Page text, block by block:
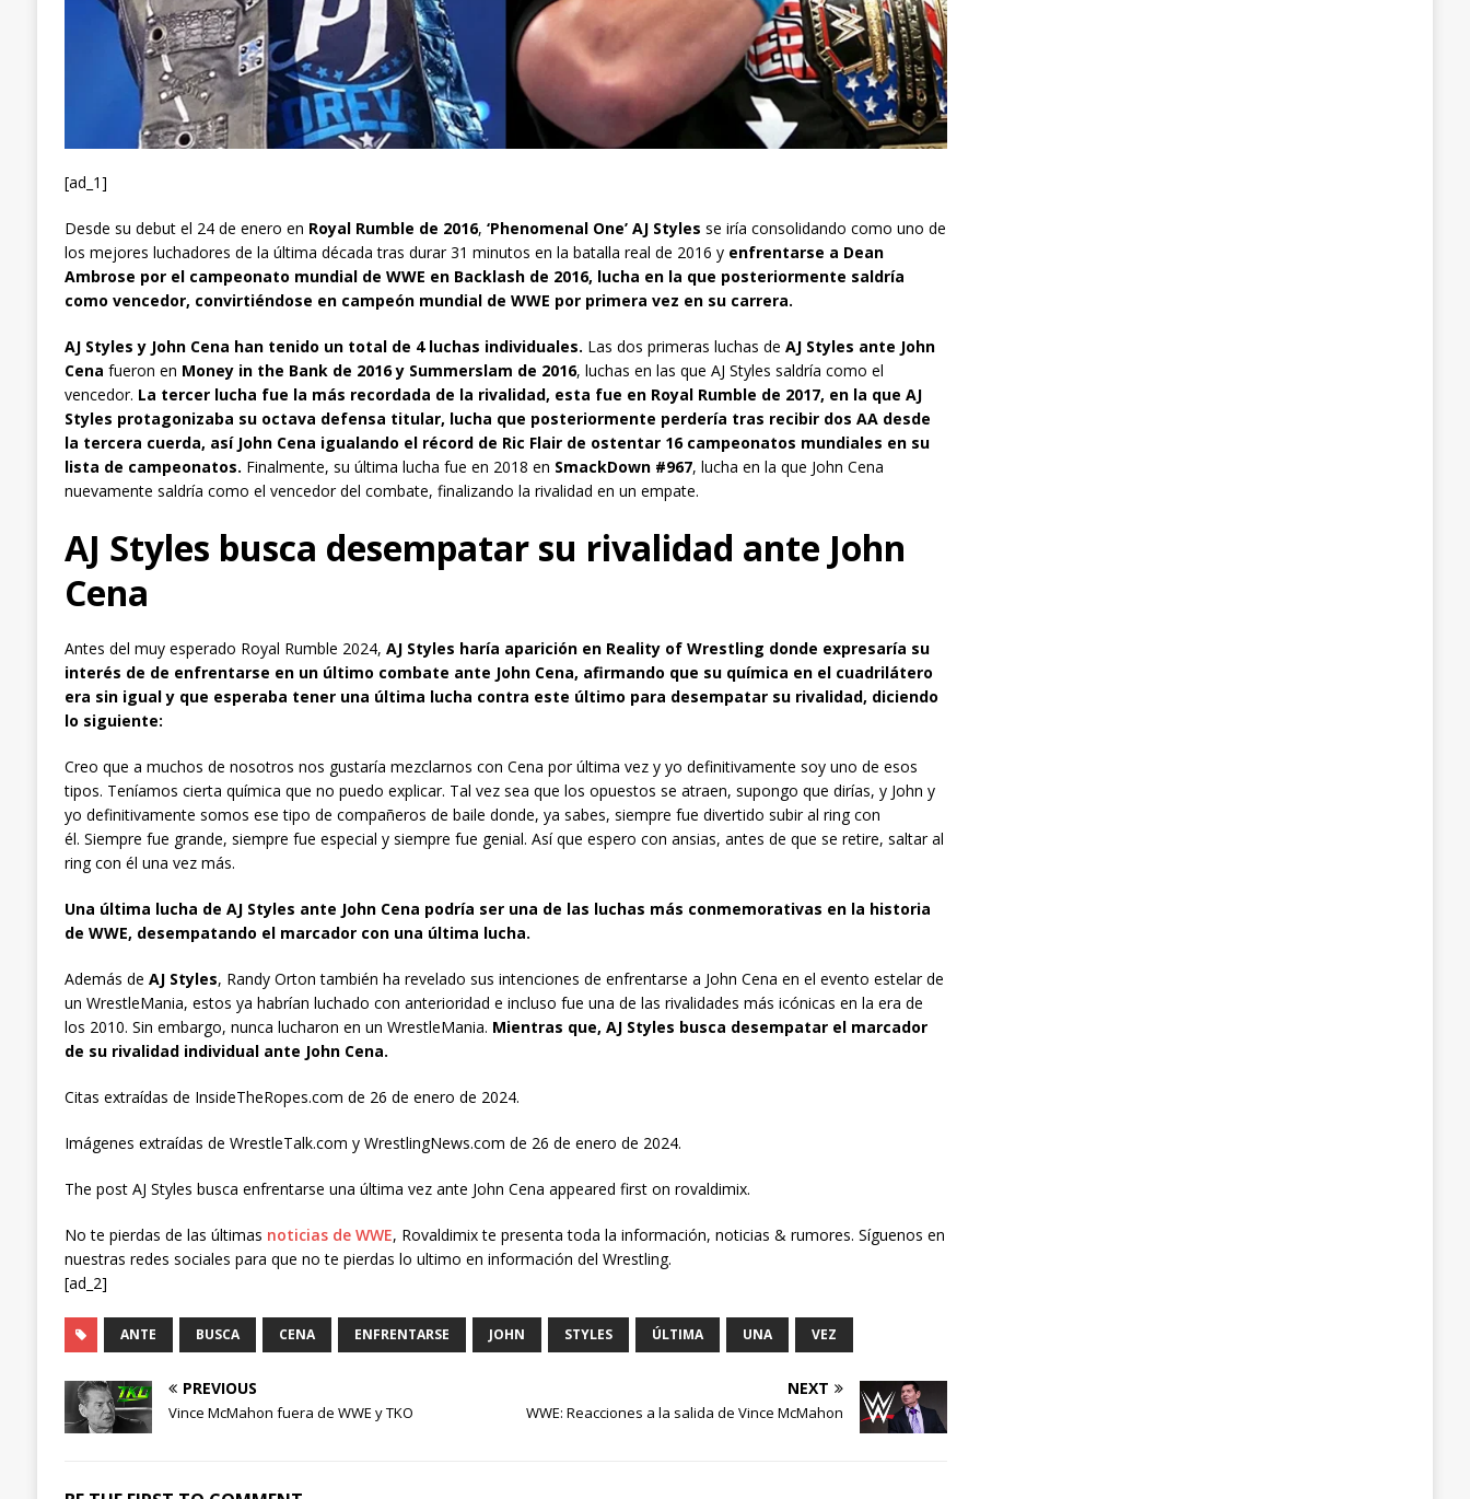
[ad_1]
Desde su debut el 24 de enero en Royal Rumble de 2016, ‘Phenomenal One’ AJ Styles se iría consolidando como uno de
los mejores luchadores de la última década tras durar 31 minutos en la batalla real de 2016 y enfrentarse a Dean
Ambrose por el campeonato mundial de WWE en Backlash de 2016, lucha en la que posteriormente saldría
como vencedor, convirtiéndose en campeón mundial de WWE por primera vez en su carrera.
AJ Styles y John Cena han tenido un total de 4 luchas individuales. Las dos primeras luchas de AJ Styles ante John
Cena fueron en Money in the Bank de 2016 y Summerslam de 2016, luchas en las que AJ Styles saldría como el
vencedor. La tercer lucha fue la más recordada de la rivalidad, esta fue en Royal Rumble de 2017, en la que AJ
Styles protagonizaba su octava defensa titular, lucha que posteriormente perdería tras recibir dos AA desde
la tercera cuerda, así John Cena igualando el récord de Ric Flair de ostentar 16 campeonatos mundiales en su
lista de campeonatos. Finalmente, su última lucha fue en 2018 en SmackDown #967, lucha en la que John Cena
nuevamente saldría como el vencedor del combate, finalizando la rivalidad en un empate.
AJ Styles busca desempatar su rivalidad ante John
Cena
Antes del muy esperado Royal Rumble 2024, AJ Styles haría aparición en Reality of Wrestling donde expresaría su
interés de de enfrentarse en un último combate ante John Cena, afirmando que su química en el cuadrilátero
era sin igual y que esperaba tener una última lucha contra este último para desempatar su rivalidad, diciendo
lo siguiente:
Creo que a muchos de nosotros nos gustaría mezclarnos con Cena por última vez y yo definitivamente soy uno de esos
tipos. Teníamos cierta química que no puedo explicar. Tal vez sea que los opuestos se atraen, supongo que dirías, y John y
yo definitivamente somos ese tipo de compañeros de baile donde, ya sabes, siempre fue divertido subir al ring con
él. Siempre fue grande, siempre fue especial y siempre fue genial. Así que espero con ansias, antes de que se retire, saltar al
ring con él una vez más.
Una última lucha de AJ Styles ante John Cena podría ser una de las luchas más conmemorativas en la historia
de WWE, desempatando el marcador con una última lucha.
Además de AJ Styles, Randy Orton también ha revelado sus intenciones de enfrentarse a John Cena en el evento estelar de
un WrestleMania, estos ya habrían luchado con anterioridad e incluso fue una de las rivalidades más icónicas en la era de
los 2010. Sin embargo, nunca lucharon en un WrestleMania. Mientras que, AJ Styles busca desempatar el marcador
de su rivalidad individual ante John Cena.
Citas extraídas de InsideTheRopes.com de 26 de enero de 2024.
Imágenes extraídas de WrestleTalk.com y WrestlingNews.com de 26 de enero de 2024.
The post AJ Styles busca enfrentarse una última vez ante John Cena appeared first on rovaldimix.
No te pierdas de las últimas noticias de WWE, Rovaldimix te presenta toda la información, noticias & rumores. Síguenos en
nuestras redes sociales para que no te pierdas lo ultimo en información del Wrestling.
[ad_2]
ANTE BUSCA CENA ENFRENTARSE JOHN STYLES ÚLTIMA UNA VEZ
PREVIOUS
Vince McMahon fuera de WWE y TKO
NEXT
WWE: Reacciones a la salida de Vince McMahon